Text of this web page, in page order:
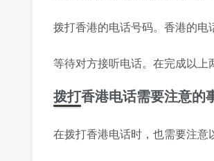
拨打香港的电话号码。香港的电
等待对方接听电话。在完成以上
拨打香港电话需要注意的
在拨打香港电话时，也需要注意